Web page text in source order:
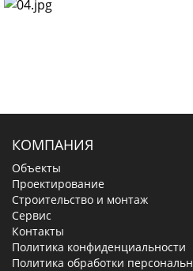
КОМПАНИЯ
Объекты
Проектирование
Строительство и монтаж
Сервис
Контакты
Политика конфиденциальности
Политика обработки